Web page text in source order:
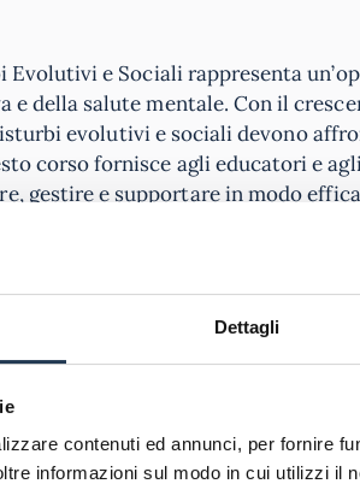
Dettagli
contenuti ed annunci, per fornire
informazioni sul modo in cui utilizzi il
e Sociali rappresenta
e della salute mentale. Con il
evolutivi e sociali devono
corso fornisce agli educatori e
gestire e supportare in modo
l’esplorazione delle migliori
un sostegno adeguato sia a livello
promozione del benessere
un investimento prezioso per gli
significativo al successo e al
1 punto nelle Graduatorie GPS.